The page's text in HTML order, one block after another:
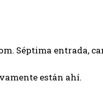
Séptima entrada,
están ahí.